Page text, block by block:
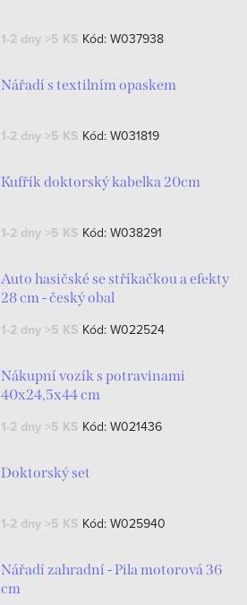
1-2 dny >5 KS Kód: W037938
Nářadí s textilním opaskem
1-2 dny >5 KS Kód: W031819
Kufřík doktorský kabelka 20cm
1-2 dny >5 KS Kód: W038291
Auto hasičské se stříkačkou a efekty
28 cm - český obal
1-2 dny >5 KS Kód: W022524
Nákupní vozík s potravinami
40x24,5x44 cm
1-2 dny >5 KS Kód: W021436
Doktorský set
1-2 dny >5 KS Kód: W025940
Nářadí zahradní - Pila motorová 36
cm